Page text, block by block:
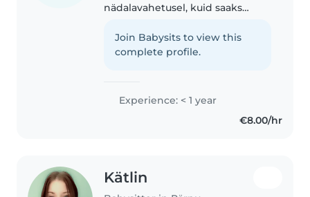
nädalavahetusel, kuid saaks
peaaegu koguaeg. Lapses väga
meeldivad ob endal 2 õde-venda
Join Babysits to view this
complete profile.
Experience: < 1 year
€8.00/hr
Kätlin